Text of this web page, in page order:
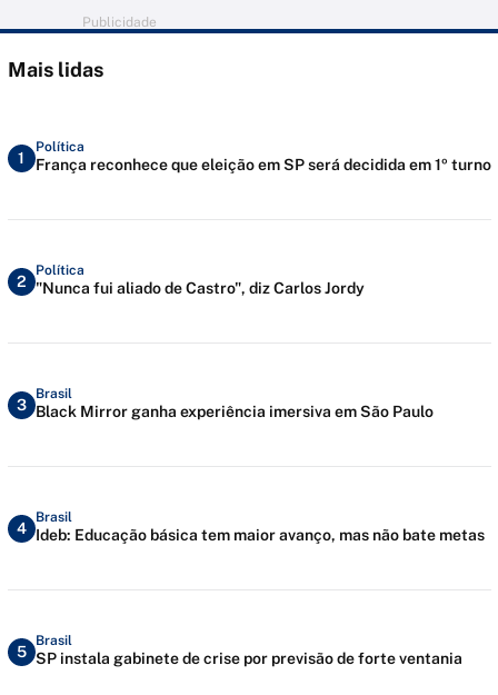
Publicidade
Mais lidas
1
Política
França reconhece que eleição em SP será decidida em 1º turno
2
Política
"Nunca fui aliado de Castro", diz Carlos Jordy
3
Brasil
Black Mirror ganha experiência imersiva em São Paulo
4
Brasil
Ideb: Educação básica tem maior avanço, mas não bate metas
5
Brasil
SP instala gabinete de crise por previsão de forte ventania